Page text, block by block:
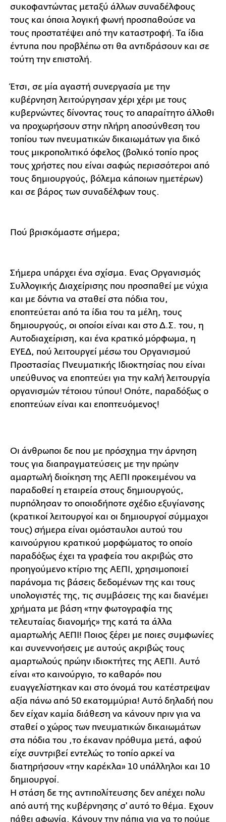
συκοφαντώντας μεταξύ άλλων συναδέλφους
τους και όποια λογική φωνή προσπαθούσε να
τους προστατέψει από την καταστροφή. Τα ίδια
έντυπα που προβλέπω οτι θα αντιδράσουν και σε
τούτη την επιστολή.
Έτσι, σε μία αγαστή συνεργασία με την
κυβέρνηση λειτούργησαν χέρι χέρι με τους
κυβερνώντες δίνοντας τους το απαραίτητο άλλοθι
να προχωρήσουν στην πλήρη αποσύνθεση του
τοπίου των πνευματικών δικαιωμάτων για δικό
τους μικροπολιτικό όφελος (βολικό τοπίο προς
τους χρήστες που είναι σαφώς περισσότεροι από
τους δημιουργούς, βόλεμα κάποιων ημετέρων)
και σε βάρος των συναδέλφων τους.
Πού βρισκόμαστε σήμερα;
Σήμερα υπάρχει ένα σχίσμα. Ενας Οργανισμός
Συλλογικής Διαχείρισης που προσπαθεί με νύχια
και με δόντια να σταθεί στα πόδια του,
εποπτεύεται από τα ίδια του τα μέλη, τους
δημιουργούς, οι οποίοι είναι και στο Δ.Σ. του, η
Αυτοδιαχείριση, και ένα κρατικό μόρφωμα, η
ΕΥΕΔ, πού λειτουργεί μέσω του Οργανισμού
Προστασίας Πνευματικής Ιδιοκτησίας που είναι
υπεύθυνος να εποπτεύει για την καλή λειτουργία
οργανισμών τέτοιου τύπου! Οπότε, παραδόξως ο
εποπτεύων είναι και εποπτευόμενος!
Οι άνθρωποι δε που με πρόσχημα την άρνηση
τους για διαπραγματεύσεις με την πρώην
αμαρτωλή διοίκηση της ΑΕΠΙ προκειμένου να
παραδοθεί η εταιρεία στους δημιουργούς,
πυρπόλησαν το οποιοδήποτε σχέδιο εξυγίανσης
(κρατικοί λειτουργοί και οι δημιουργοί σύμμαχοι
τους) σήμερα είναι ομόσταυλοι αυτού του
καινούργιου κρατικού μορφώματος το οποίο
παραδόξως έχει τα γραφεία του ακριβώς στο
προηγούμενο κτίριο της ΑΕΠΙ, χρησιμοποιεί
παράνομα τις βάσεις δεδομένων της και τους
υπολογιστές της, τις συμβάσεις της και διανέμει
χρήματα με βάση «την φωτογραφία της
τελευταίας διανομής» της κατά τα άλλα
αμαρτωλής ΑΕΠΙ! Ποιος ξέρει με ποιες συμφωνίες
και συνεννοήσεις με αυτούς ακριβώς τους
αμαρτωλούς πρώην ιδιοκτήτες της ΑΕΠΙ. Αυτό
είναι «το καινούργιο, το καθαρό» που
ευαγγελίστηκαν και στο όνομά του κατέστρεψαν
αξία πάνω από 50 εκατομμύρια! Αυτό δηλαδή που
δεν είχαν καμία διάθεση να κάνουν πριν για να
σταθεί ο χώρος των πνευματικών δικαιωμάτων
στα πόδια του ,το έκαναν πρόθυμα μετά, αφού
είχε συντριβεί εντελώς το τοπίο αρκεί να
διατηρήσουν «την καρέκλα» 10 υπάλληλοι και 10
δημιουργοί.
Η στάση δε της αντιπολίτευσης δεν απέχει πολυ
από αυτή της κυβέρνησης σ' αυτό το θέμα. Εχουν
πάθει αφωνία. Κάνουν την πάπια για να το πούμε